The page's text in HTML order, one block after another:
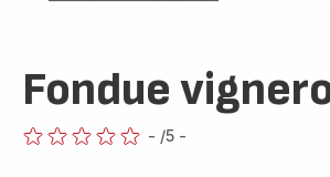
Fondue
- /5 -